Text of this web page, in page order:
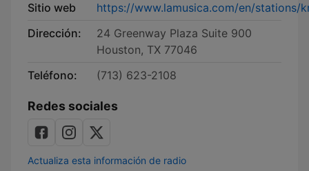
Sitio web
https://www.lamusica.com/en/stations/
Dirección:
24 Greenway Plaza Suite 900
Houston, TX 77046
Teléfono:
(713) 623-2108
Redes sociales
Actualiza esta información de radio